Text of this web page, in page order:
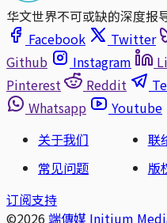
华文世界不可或缺的深度报
Facebook
Twitter
Github
Instagram
Pinterest
Reddit
Whatsapp
Youtube
关于我们
联
常见问题
版
订阅支持
©2026 端傳媒 Initium